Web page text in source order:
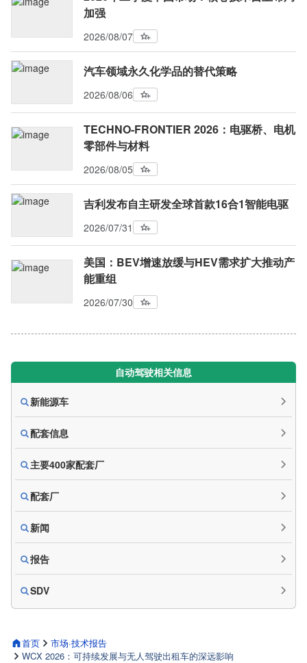
首页
市场·技术报告
WCX 2026：可持续发展与无人驾驶出租车的深远影响
加强
2026/08/07
汽车领域永久化学品的替代策略
2026/08/06
TECHNO-FRONTIER 2026：电驱桥、电机
零部件与材料
2026/08/05
吉利发布自主研发全球首款16合1智能电驱
2026/07/31
美国：BEV增速放缓与HEV需求扩大推动产
能重组
2026/07/30
自动驾驶相关信息
新能源车
配套信息
主要400家配套厂
配套厂
新闻
报告
SDV